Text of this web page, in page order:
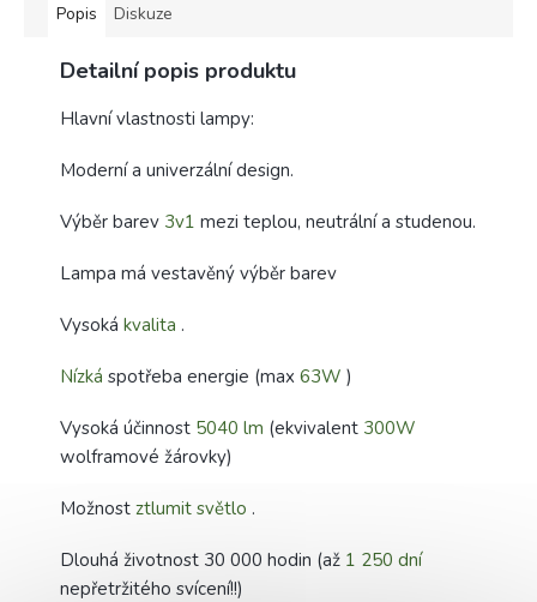
Popis Diskuze
Detailní popis produktu
Hlavní vlastnosti lampy:
Moderní a univerzální design.
Výběr barev 3v1 mezi teplou, neutrální a studenou.
Lampa má vestavěný výběr barev
Vysoká kvalita .
Nízká spotřeba energie (max 63W )
Vysoká účinnost 5040 lm (ekvivalent 300W
wolframové žárovky)
Možnost ztlumit světlo .
Dlouhá životnost 30 000 hodin (až 1 250 dní
nepřetržitého svícení!!)